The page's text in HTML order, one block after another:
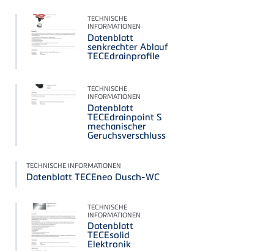
TECHNISCHE
INFORMATIONEN
Datenblatt
senkrechter Ablauf
TECEdrainprofile
TECHNISCHE
INFORMATIONEN
Datenblatt
TECEdrainpoint S
mechanischer
Geruchsverschluss
TECHNISCHE INFORMATIONEN
Datenblatt TECEneo Dusch-WC
TECHNISCHE
INFORMATIONEN
Datenblatt
TECEsolid
Elektronik